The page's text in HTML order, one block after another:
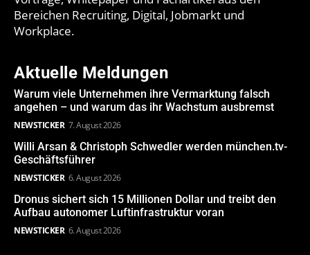
Bereichen Recruiting, Digital, Jobmarkt und
Workplace.
Aktuelle Meldungen
Warum viele Unternehmen ihre Vermarktung falsch
angehen – und warum das ihr Wachstum ausbremst
NEWSTICKER 7. August 2026
Willi Arsan & Christoph Schwedler werden münchen.tv-
Geschäftsführer
NEWSTICKER 6. August 2026
Dronus sichert sich 15 Millionen Dollar und treibt den
Aufbau autonomer Luftinfrastruktur voran
NEWSTICKER 6. August 2026